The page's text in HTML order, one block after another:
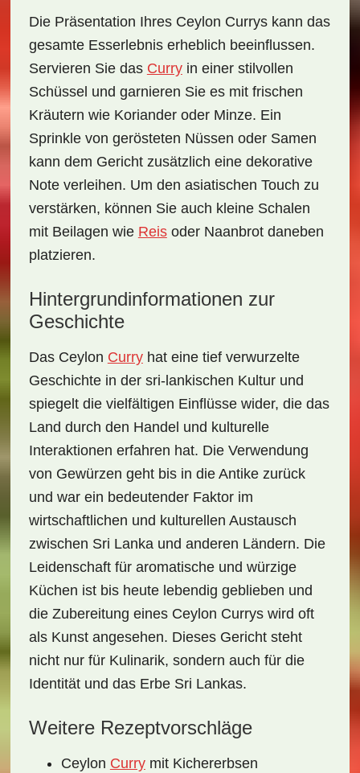
Die Präsentation Ihres Ceylon Currys kann das
gesamte Esserlebnis erheblich beeinflussen.
Servieren Sie das Curryin einer stilvollen
Schüssel und garnieren Sie es mit frischen
Kräutern wie Koriander oder Minze. Ein
Sprinkle von gerösteten Nüssen oder Samen
kann dem Gericht zusätzlich eine dekorative
Note verleihen. Um den asiatischen Touch zu
verstärken, können Sie auch kleine Schalen
mit Beilagen wie Reisoder Naanbrot daneben
platzieren.
Hintergrundinformationen zur
Geschichte
Das Ceylon Curryhat eine tief verwurzelte
Geschichte in der sri-lankischen Kultur und
spiegelt die vielfältigen Einflüsse wider, die das
Land durch den Handel und kulturelle
Interaktionen erfahren hat. Die Verwendung
von Gewürzen geht bis in die Antike zurück
und war ein bedeutender Faktor im
wirtschaftlichen und kulturellen Austausch
zwischen Sri Lanka und anderen Ländern. Die
Leidenschaft für aromatische und würzige
Küchen ist bis heute lebendig geblieben und
die Zubereitung eines Ceylon Currys wird oft
als Kunst angesehen. Dieses Gericht steht
nicht nur für Kulinarik, sondern auch für die
Identität und das Erbe Sri Lankas.
Weitere Rezeptvorschläge
Ceylon Currymit Kichererbsen